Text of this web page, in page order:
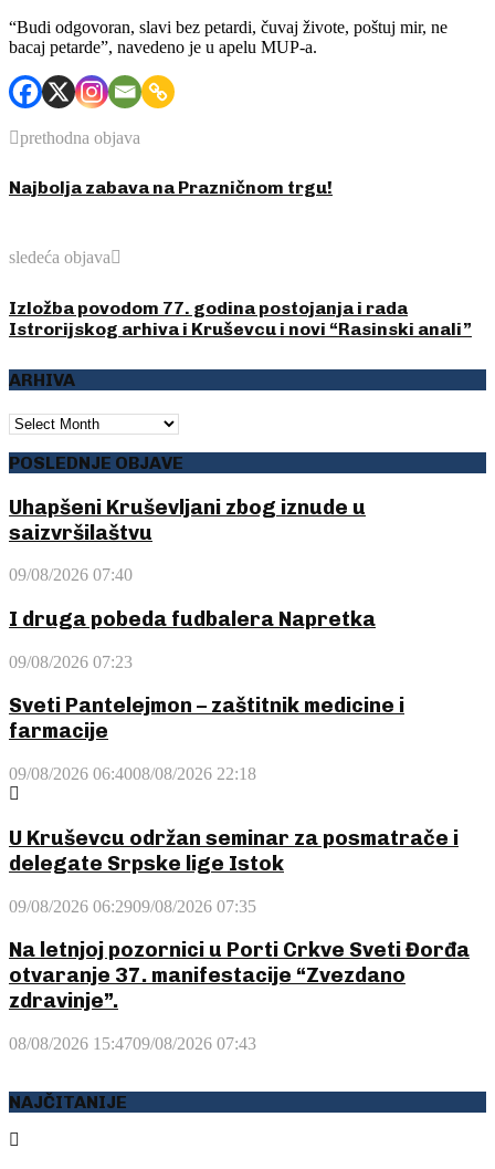
“Budi odgovoran, slavi bez petardi, čuvaj živote, poštuj mir, ne
bacaj petarde”, navedeno je u apelu MUP-a.
prethodna objava
Najbolja zabava na Prazničnom trgu!
sledeća objava
Izložba povodom 77. godina postojanja i rada
Istrorijskog arhiva i Kruševcu i novi “Rasinski anali”
ARHIVA
ARHIVA
POSLEDNJE OBJAVE
Uhapšeni Kruševljani zbog iznude u
saizvršilaštvu
09/08/2026 07:40
I druga pobeda fudbalera Napretka
09/08/2026 07:23
Sveti Pantelejmon – zaštitnik medicine i
farmacije
09/08/2026 06:4008/08/2026 22:18
U Kruševcu održan seminar za posmatrače i
delegate Srpske lige Istok
09/08/2026 06:2909/08/2026 07:35
Na letnjoj pozornici u Porti Crkve Sveti Đorđa
otvaranje 37. manifestacije “Zvezdano
zdravinje”.
08/08/2026 15:4709/08/2026 07:43
NAJČITANIJE